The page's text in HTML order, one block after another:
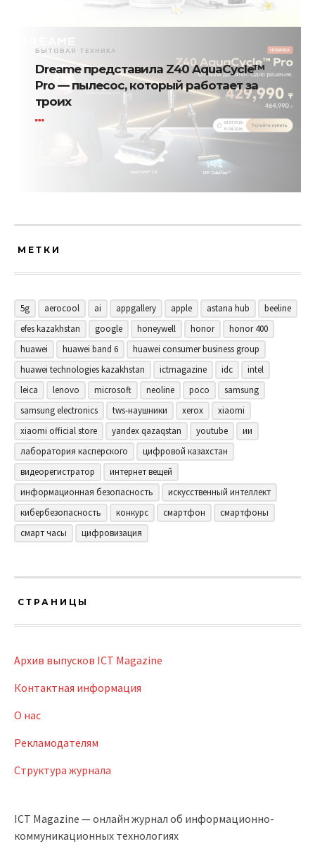
БЫТОВАЯ ТЕХНИКА
Dreame представила Z40 AquaCycle™
Pro — пылесос, который работает за
троих
МЕТКИ
5g aerocool ai appgallery apple astana hub
beeline
efes kazakhstan
google honeywell honor
honor 400
huawei
huawei band 6
huawei consumer business group
huawei technologies kazakhstan
ictmagazine idc
intel
leica
lenovo microsoft neoline poco
samsung
samsung electronics
tws-наушники xerox
xiaomi
xiaomi official store
yandex qazaqstan youtube
ии
лаборатория касперского
цифровой казахстан
видеорегистратор
интернет вещей
информационная безопасность
искусственный интеллект
кибербезопасность
конкурс смартфон
смартфоны
смарт часы
цифровизация
СТРАНИЦЫ
Архив выпусков ICT Magazine
Контактная информация
О нас
Рекламодателям
Структура журнала
ICT Magazine — онлайн журнал об информационно-
коммуникационных технологиях